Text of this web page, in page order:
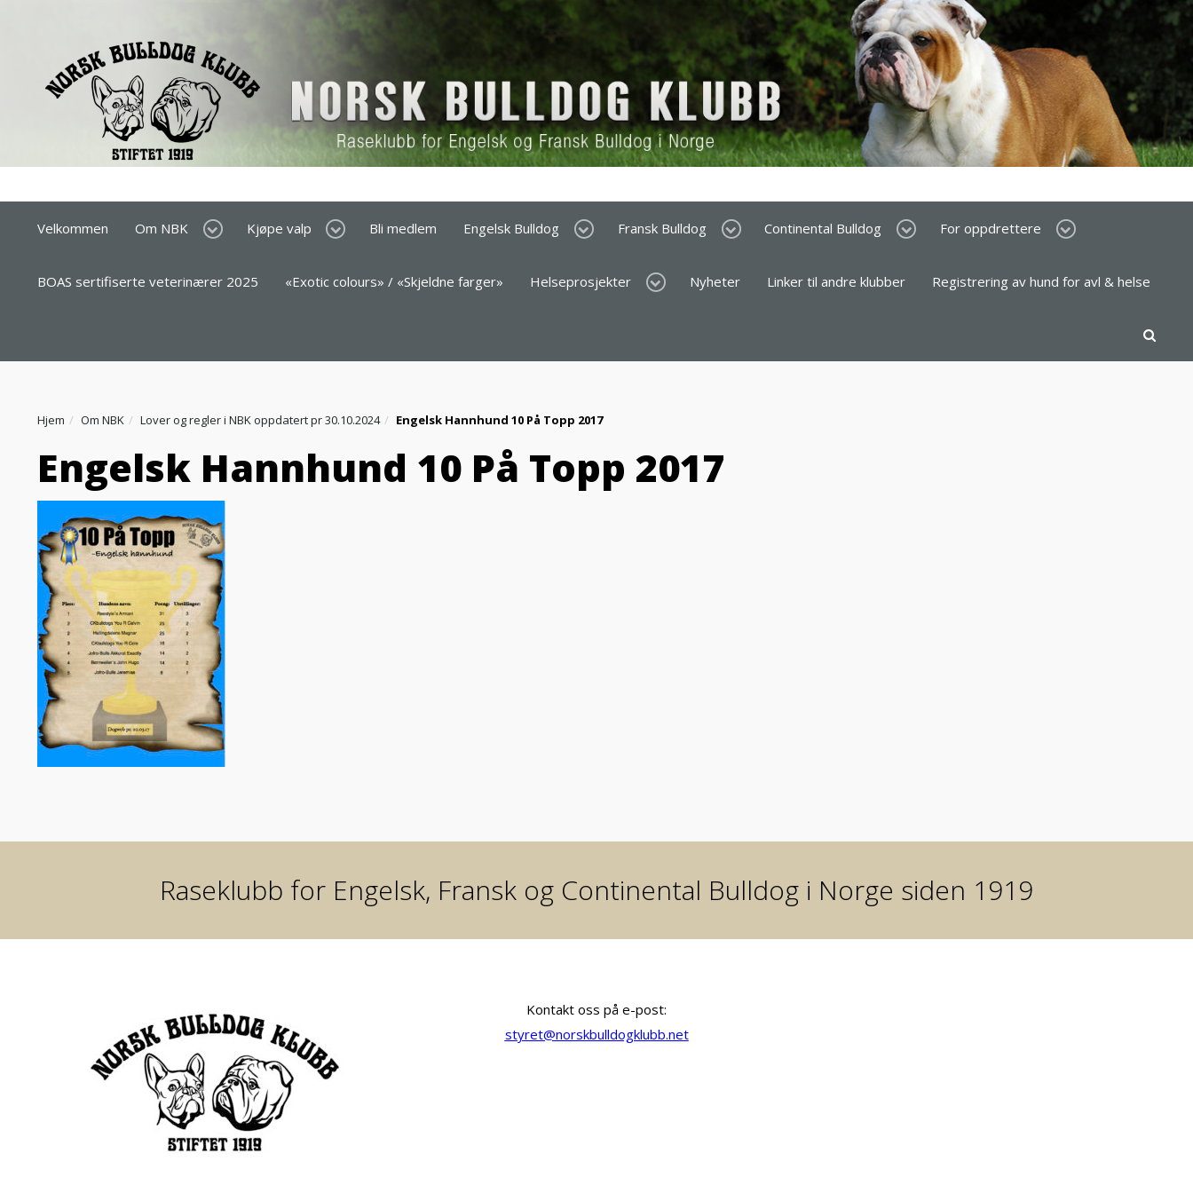
Velkommen Om NBK Kjøpe valp Bli medlem Engelsk Bulldog Fransk Bulldog Continental Bulldog For oppdrettere
BOAS sertifiserte veterinærer 2025 «Exotic colours» / «Skjeldne farger» Helseprosjekter Nyheter Linker til andre klubber Registrering av hund for avl & helse
Hjem Om NBK Lover og regler i NBK oppdatert pr 30.10.2024 Engelsk Hannhund 10 På Topp 2017
Engelsk Hannhund 10 På Topp 2017
Raseklubb for Engelsk, Fransk og Continental Bulldog i Norge siden 1919
Kontakt oss på e-post:
styret@norskbulldogklubb.net